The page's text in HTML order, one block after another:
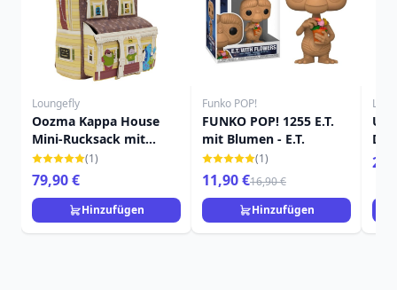
Loungefly
Oozma Kappa House
Mini-Rucksack mit
Figuren – Disney-Pixar
Loungefly Monsters
University
(1)
79,90 €
Hinzufügen
Funko POP!
FUNKO POP! 1255 E.T.
mit Blumen - E.T.
(1)
11,90 €16,90 €
Hinzufügen